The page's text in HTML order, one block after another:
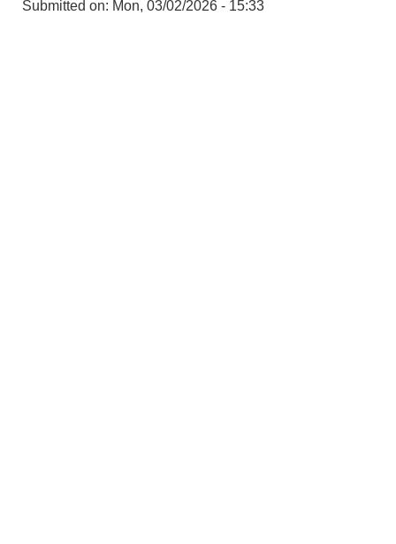
Submitted on: Mon, 03/02/2026 - 15:33